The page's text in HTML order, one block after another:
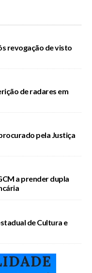
revogação de visto
de radares em
pela Justiça
a prender dupla
de Cultura e